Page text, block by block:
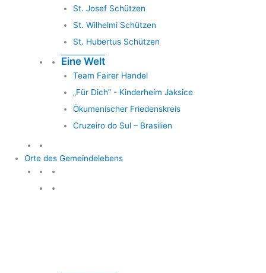
St. Josef Schützen
St. Wilhelmi Schützen
St. Hubertus Schützen
Eine Welt
Team Fairer Handel
„Für Dich” - Kinderheim Jaksice
Ökumenischer Friedenskreis
Cruzeiro do Sul – Brasilien
Orte des Gemeindelebens